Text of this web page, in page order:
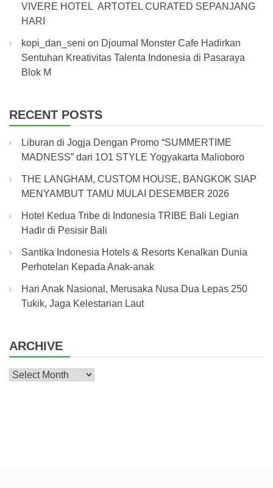
VIVERE HOTEL ARTOTEL CURATED SEPANJANG
HARI
kopi_dan_seni on Djournal Monster Cafe Hadirkan
Sentuhan Kreativitas Talenta Indonesia di Pasaraya
Blok M
RECENT POSTS
Liburan di Jogja Dengan Promo “SUMMERTIME
MADNESS” dari 1O1 STYLE Yogyakarta Malioboro
THE LANGHAM, CUSTOM HOUSE, BANGKOK SIAP
MENYAMBUT TAMU MULAI DESEMBER 2026
Hotel Kedua Tribe di Indonesia TRIBE Bali Legian
Hadir di Pesisir Bali
Santika Indonesia Hotels & Resorts Kenalkan Dunia
Perhotelan Kepada Anak-anak
Hari Anak Nasional, Merusaka Nusa Dua Lepas 250
Tukik, Jaga Kelestarian Laut
ARCHIVE
Archive